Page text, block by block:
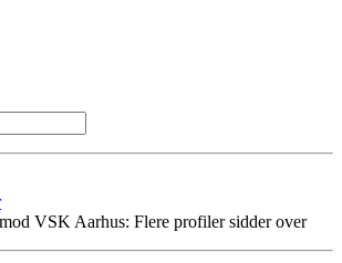
VSK Aarhus: Flere profiler sidder over